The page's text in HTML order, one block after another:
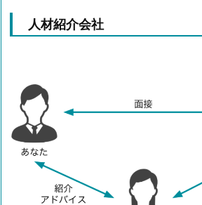
人材紹介会社